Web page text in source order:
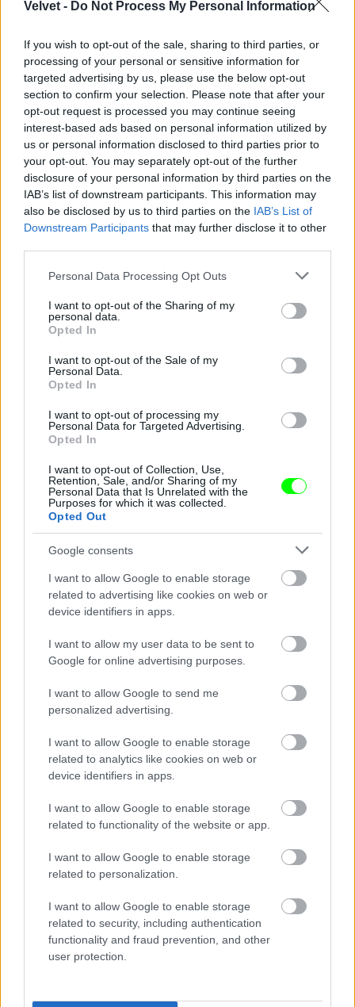
Velvet - Do Not Process My Personal Information
If you wish to opt-out of the sale, sharing to third parties, or
processing of your personal or sensitive information for
targeted advertising by us, please use the below opt-out
section to confirm your selection. Please note that after your
opt-out request is processed you may continue seeing
interest-based ads based on personal information utilized by
us or personal information disclosed to third parties prior to
your opt-out. You may separately opt-out of the further
disclosure of your personal information by third parties on the
IAB’s list of downstream participants. This information may
also be disclosed by us to third parties on the IAB’s List of
Downstream Participants that may further disclose it to other
Please note that this website/app uses one or more Google
not limited to your visit or usage behaviour. You may click to
grant or deny consent to Google and its third-party tags to
use your data for below specified purposes in below Google
consent section.
Personal Data Processing Opt Outs
I want to opt-out of the Sharing of my
personal data.
Opted In
I want to opt-out of the Sale of my
Personal Data.
Opted In
I want to opt-out of processing my
Personal Data for Targeted Advertising.
Opted In
I want to opt-out of Collection, Use,
Retention, Sale, and/or Sharing of my
Personal Data that Is Unrelated with the
Purposes for which it was collected.
Opted Out
Google consents
I want to allow Google to enable storage
related to advertising like cookies on web or
device identifiers in apps.
I want to allow my user data to be sent to
Google for online advertising purposes.
I want to allow Google to send me
personalized advertising.
I want to allow Google to enable storage
related to analytics like cookies on web or
device identifiers in apps.
I want to allow Google to enable storage
related to functionality of the website or app.
I want to allow Google to enable storage
related to personalization.
I want to allow Google to enable storage
related to security, including authentication
functionality and fraud prevention, and other
user protection.
Liev Schreiber is ott volt, aki szintén színész és
Naomi Watts a felesége
Fotó: / Northfoto
Jön még kép!
Naomi Watts a felesége
Fotó: Matrixpictures.co.uk / Northfoto
Jön még kép!